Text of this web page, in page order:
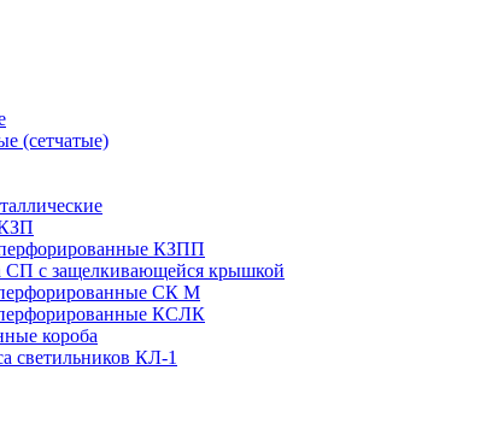
(сетчатые)
КЗПП
СП с защелкивающейся крышкой
СК М
КСЛК
короба
светильников КЛ-1